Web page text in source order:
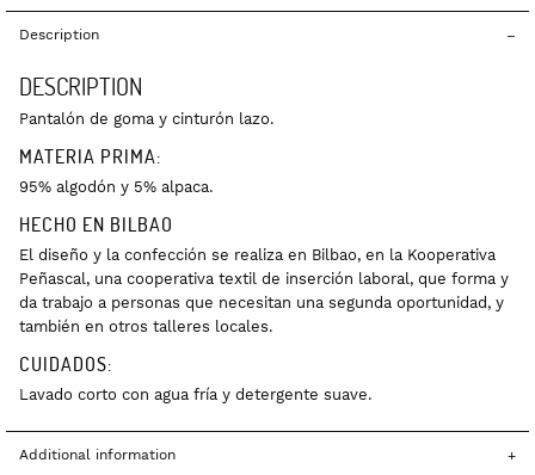
Description
DESCRIPTION
Pantalón de goma y cinturón lazo.
MATERIA PRIMA:
95% algodón y 5% alpaca.
HECHO EN BILBAO
El diseño y la confección se realiza en Bilbao, en la Kooperativa
Peñascal, una cooperativa textil de inserción laboral, que forma y
da trabajo a personas que necesitan una segunda oportunidad, y
también en otros talleres locales.
CUIDADOS:
Lavado corto con agua fría y detergente suave.
Additional information